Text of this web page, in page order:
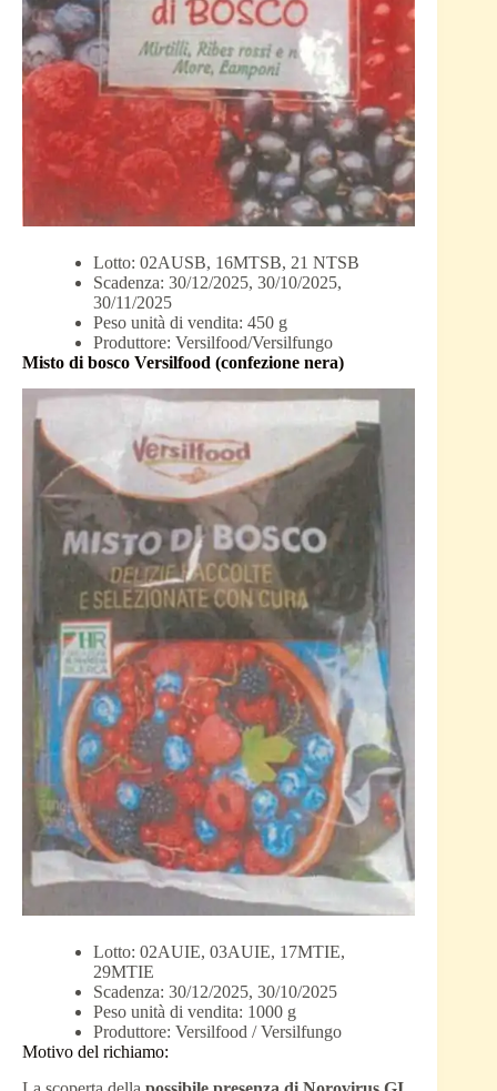
Lotto: 02AUSB, 16MTSB, 21 NTSB
Scadenza: 30/12/2025, 30/10/2025,
30/11/2025
Peso unità di vendita: 450 g
Produttore: Versilfood/Versilfungo
Misto di bosco Versilfood (confezione nera)
Lotto: 02AUIE, 03AUIE, 17MTIE,
29MTIE
Scadenza: 30/12/2025, 30/10/2025
Peso unità di vendita: 1000 g
Produttore: Versilfood / Versilfungo
Motivo del richiamo: